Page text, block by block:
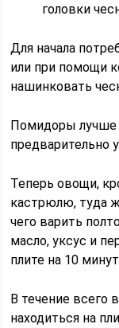
головки
Для начала
или при помощи
нашинковать
Помидоры лучше
предварительно
Теперь овощи,
кастрюлю, туда
чего варить
масло, уксус и
плите на 10
В течение всего
находиться на